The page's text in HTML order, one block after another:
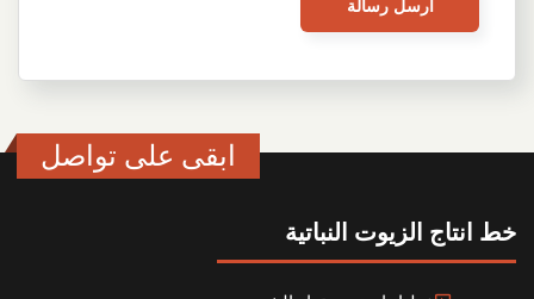
ابقى على تواصل
خط انتاج الزيوت النباتية